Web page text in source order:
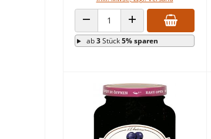
ANZAHL VERRINGERNANZAHL ERHÖHEN
ab3Stück5% sparen